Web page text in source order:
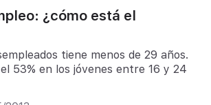
¿cómo está el
tiene menos de 29 años.
53% en los jóvenes entre 16 y 24